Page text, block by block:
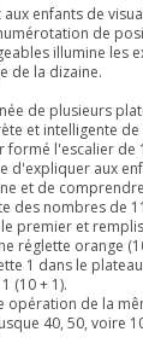
enfants de
de
illumine les
de la dizaine.
de plusieurs
et intelligente
formé l'escalier de
d'expliquer aux
et de
des nombres de
premier et
réglette orange
1 dans le
(10 + 1).
opération de la
40, 50, voire